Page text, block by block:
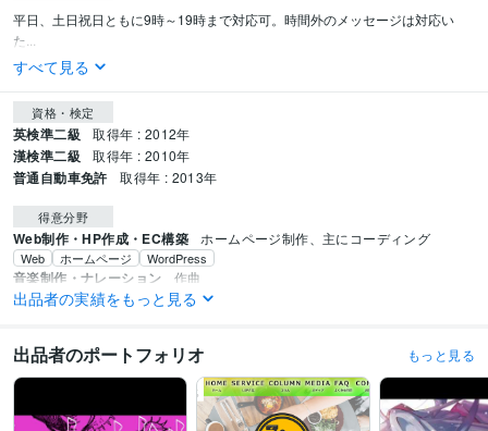
平日、土日祝日ともに9時～19時まで対応可。時間外のメッセージは対応い
た...
すべて見る
資格・検定
英検準二級 取得年 : 2012年
漢検準二級 取得年 : 2010年
普通自動車免許 取得年 : 2013年
得意分野
Web制作・HP作成・EC構築 ホームページ制作、主にコーディング
Web ホームページ WordPress
音楽制作・ナレーション 作曲
作曲 BGM
出品者の実績をもっと見る
出品者のポートフォリオ もっと見る